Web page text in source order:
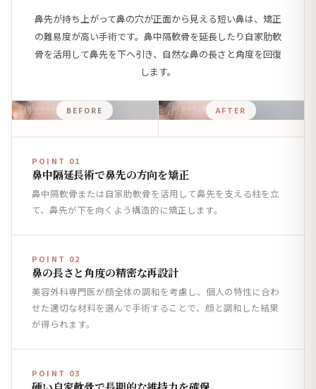
鼻先が持ち上がって鼻の穴が正面から見える短い鼻は、矯正
の難易度が高い手術です。鼻中隔軟骨を延長したり自家肋軟
骨を活用して鼻先を下へ引き、自然な鼻の長さと角度を回復
します。
BEFORE AFTER
POINT 01
鼻中隔延長術で鼻先の方向を矯正
鼻中隔軟骨または自家肋軟骨を活用して鼻先を支える柱を立
て、鼻先が下を向くよう構造的に矯正します。
POINT 02
鼻の長さと角度の精密な再設計
美容外科専門医が顔全体の調和を考慮し、個人の特性に合わ
せた適切な材料を選んで手術することで、顔と調和した結果
が得られます。
POINT 03